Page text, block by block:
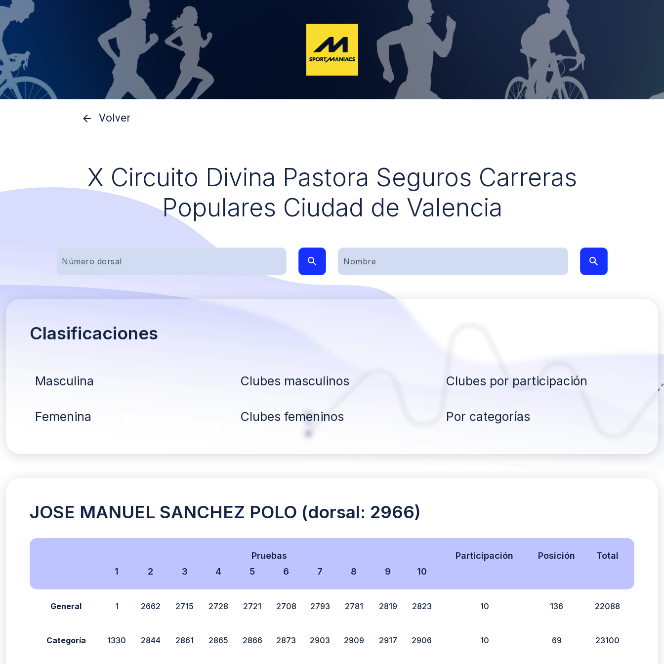
Volver
X Circuito Divina Pastora Seguros Carreras
Populares Ciudad de Valencia
Clasificaciones
Masculina Clubes masculinos Clubes por participación
Femenina Clubes femeninos Por categorías
JOSE MANUEL SANCHEZ POLO (dorsal: 2966)
Pruebas
1
2 3 4 5 6 7 8 9 10
Participación Posición Total
General 1 2662 2715 2728 2721 2708 2793 2781 2819 2823 10 136 22088
Categoría 1330 2844 2861 2865 2866 2873 2903 2909 2917 2906 10 69 23100